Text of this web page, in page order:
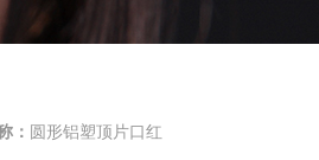
： 圆形铝塑顶片口红